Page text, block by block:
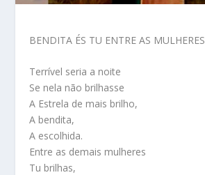
BENDITA ÉS TU ENTRE AS MULHERES
Terrível seria a noite
Se nela não brilhasse
A Estrela de mais brilho,
A bendita,
A escolhida.
Entre as demais mulheres
Tu brilhas,